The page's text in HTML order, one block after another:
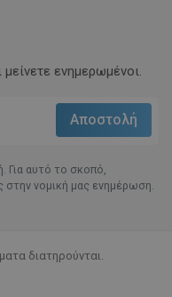
ενημερωμένοι.
Για αυτό το σκοπό,
στην νομική μας ενημέρωση.
διατηρούνται.